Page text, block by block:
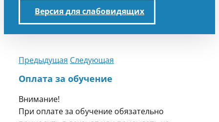
Версия для слабовидящих
Предыдущая Следующая
Оплата за обучение
Внимание!
При оплате за обучение обязательно